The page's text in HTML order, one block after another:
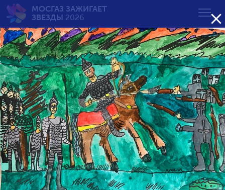
МОСГАЗ ЗАЖИГАЕТ
ЗВЕЗДЫ 2026 
Вечный огонь — вечная
память
от 7 до 10 лет
Возрастная группа:
от 7 до 10 лет
от 11 до 14 лет
от 15 до 18 лет